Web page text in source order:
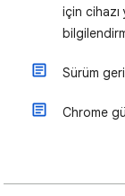
için
Sürüm
Chrome